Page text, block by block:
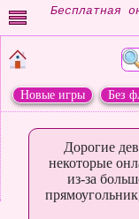
Бесплатная
Новые игры Без
Дорогие
некоторые
из-за